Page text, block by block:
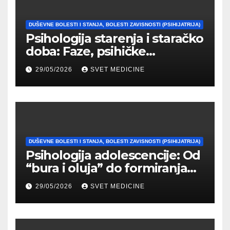
DUŠEVNE BOLESTI I STANJA, BOLESTI ZAVISNOSTI (PSIHIJATRIJA)
Psihologija starenja i staračko
doba: Faze, psihičke
promene i tipovi
prilagođavanja
29/05/2026 SVET MEDICINE
DUŠEVNE BOLESTI I STANJA, BOLESTI ZAVISNOSTI (PSIHIJATRIJA)
Psihologija adolescencije: Od
“bura i oluja” do formiranja
stabilnog identiteta
29/05/2026 SVET MEDICINE